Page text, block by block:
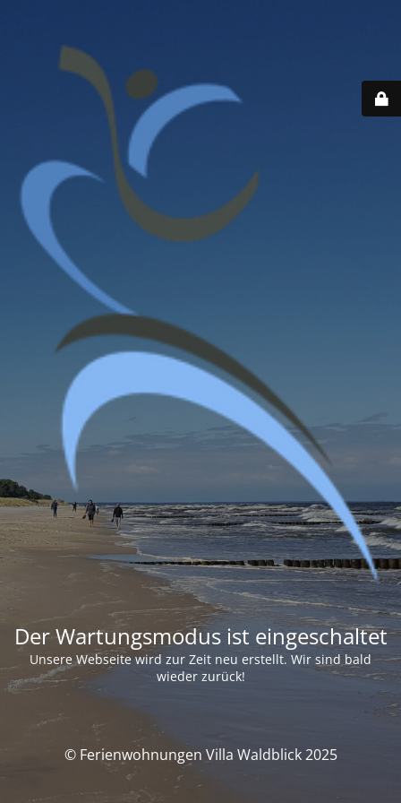
Der Wartungsmodus ist eingeschaltet
Unsere Webseite wird zur Zeit neu erstellt. Wir sind bald
wieder zurück!
© Ferienwohnungen Villa Waldblick 2025